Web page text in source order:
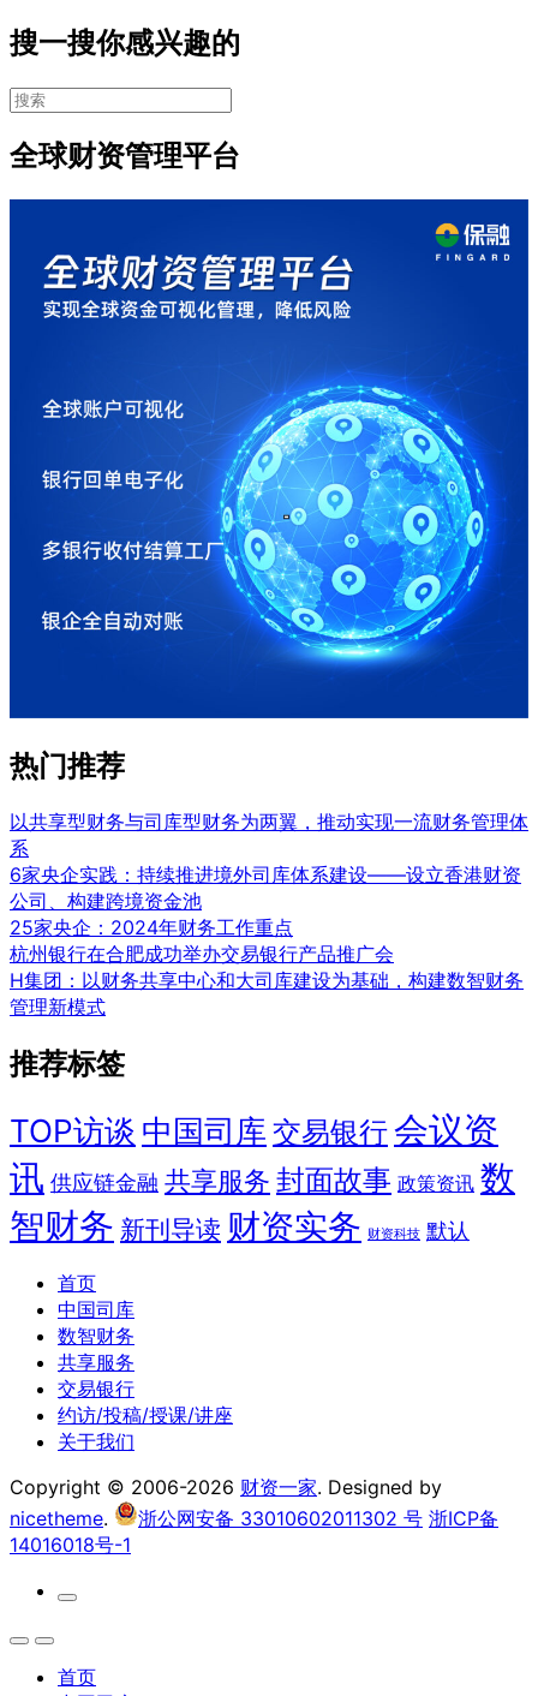
搜一搜你感兴趣的
全球财资管理平台
热门推荐
以共享型财务与司库型财务为两翼，推动实现一流财务管理体
系
6家央企实践：持续推进境外司库体系建设——设立香港财资
公司、构建跨境资金池
25家央企：2024年财务工作重点
杭州银行在合肥成功举办交易银行产品推广会
H集团：以财务共享中心和大司库建设为基础，构建数智财务
管理新模式
推荐标签
TOP访谈 中国司库 交易银行会议资
讯 供应链金融 共享服务 封面故事 政策资讯 数
智财务 新刊导读 财资实务 财资科技 默认
首页
中国司库
数智财务
共享服务
交易银行
约访/投稿/授课/讲座
关于我们
Copyright © 2006-2026 财资一家. Designed by
nicetheme. 浙公网安备 33010602011302 号 浙ICP备
14016018号-1
首页